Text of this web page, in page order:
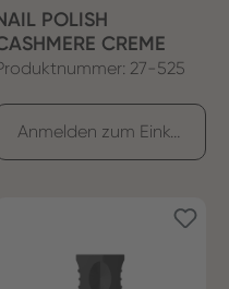
POLISH
CREME
27-525